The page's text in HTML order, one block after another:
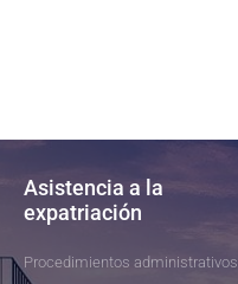
Asistencia a la
expatriación
Procedimientos administrativos